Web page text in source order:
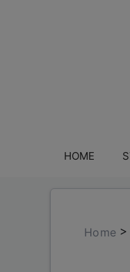
HOME
Home >